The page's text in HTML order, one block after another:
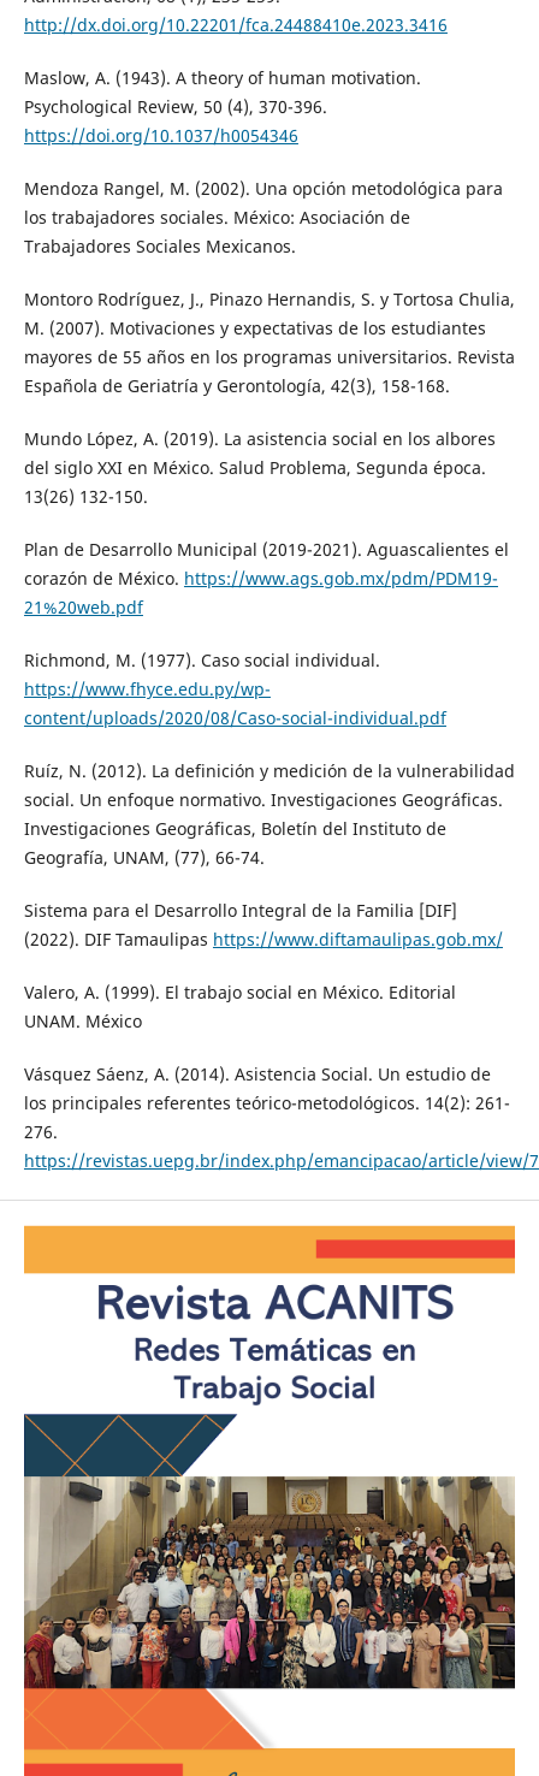
http://dx.doi.org/10.22201/fca.24488410e.2023.3416
Maslow, A. (1943). A theory of human motivation.
Psychological Review, 50 (4), 370-396.
https://doi.org/10.1037/h0054346
Mendoza Rangel, M. (2002). Una opción metodológica para
los trabajadores sociales. México: Asociación de
Trabajadores Sociales Mexicanos.
Montoro Rodríguez, J., Pinazo Hernandis, S. y Tortosa Chulia,
M. (2007). Motivaciones y expectativas de los estudiantes
mayores de 55 años en los programas universitarios. Revista
Española de Geriatría y Gerontología, 42(3), 158-168.
Mundo López, A. (2019). La asistencia social en los albores
del siglo XXI en México. Salud Problema, Segunda época.
13(26) 132-150.
Plan de Desarrollo Municipal (2019-2021). Aguascalientes el
corazón de México. https://www.ags.gob.mx/pdm/PDM19-
21%20web.pdf
Richmond, M. (1977). Caso social individual.
https://www.fhyce.edu.py/wp-
content/uploads/2020/08/Caso-social-individual.pdf
Ruíz, N. (2012). La definición y medición de la vulnerabilidad
social. Un enfoque normativo. Investigaciones Geográficas.
Investigaciones Geográficas, Boletín del Instituto de
Geografía, UNAM, (77), 66-74.
Sistema para el Desarrollo Integral de la Familia [DIF]
(2022). DIF Tamaulipas https://www.diftamaulipas.gob.mx/
Valero, A. (1999). El trabajo social en México. Editorial
UNAM. México
Vásquez Sáenz, A. (2014). Asistencia Social. Un estudio de
los principales referentes teórico-metodológicos. 14(2): 261-
276.
https://revistas.uepg.br/index.php/emancipacao/article/view/